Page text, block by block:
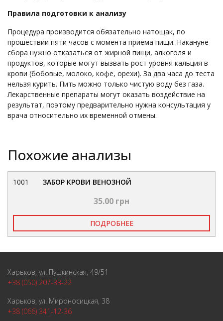
Правила подготовки к анализу
Процедура производится обязательно натощак, по
прошествии пяти часов с момента приема пищи. Накануне
сбора нужно отказаться от жирной пищи, алкоголя и
продуктов, которые могут вызвать рост уровня кальция в
крови (бобовые, молоко, кофе, орехи). За два часа до теста
нельзя курить. Пить можно только чистую воду без газа.
Лекарственные препараты могут оказать воздействие на
результат, поэтому предварительно нужна консультация у
врача относительно их временной отмены.
Похожие анализы
1001 ЗАБОР КРОВИ ВЕНОЗНОЙ
35.00 грн
ПОДРОБНЕЕ
Харьков, ул. Пушкинская, 49/51
+38 (050) 207-33-22
Харьков, ул. Мироносицкая, 38
+38 (066) 341-12-36